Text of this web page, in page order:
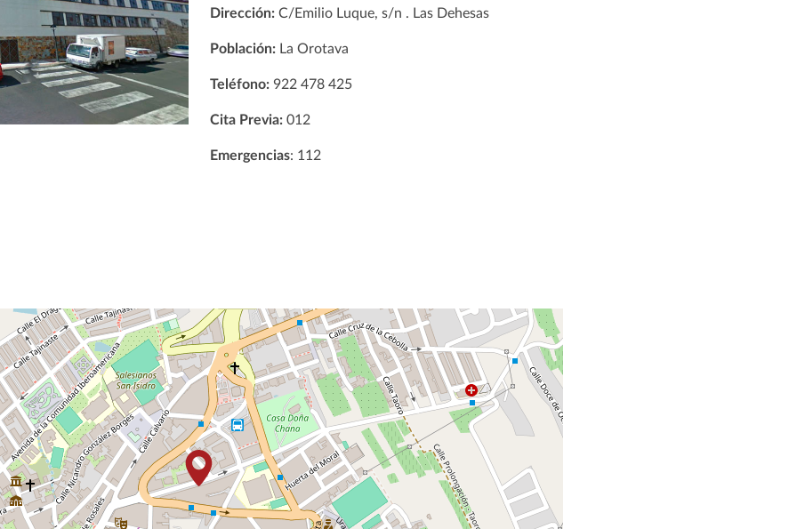
Dirección: C/Emilio Luque, s/n . Las Dehesas
Población: La Orotava
Teléfono: 922 478 425
Cita Previa:012
Emergencias: 112